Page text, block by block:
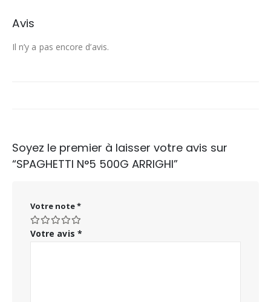
Avis
Il n’y a pas encore d’avis.
Soyez le premier à laisser votre avis sur
“SPAGHETTI N°5 500G ARRIGHI”
Votre note*
Votre avis *